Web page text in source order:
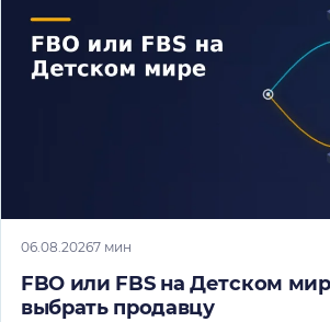
06.08.20267 мин
FBO или FBS на Детском
выбрать продавцу